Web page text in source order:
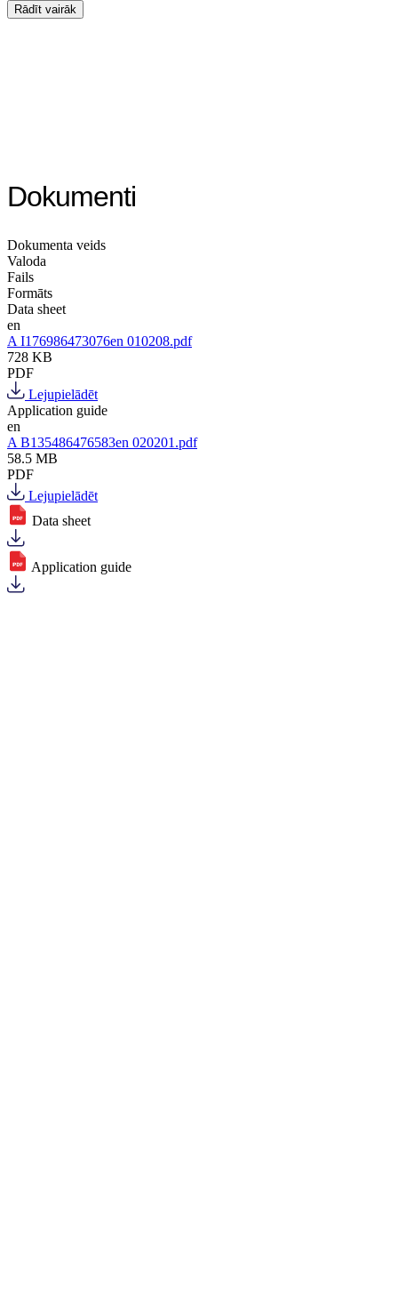
Rādīt vairāk
Dokumenti
Dokumenta veids
Valoda
Fails
Formāts
Data sheet
en
A I176986473076en 010208.pdf
728 KB
PDF
Lejupielādēt
Application guide
en
A B135486476583en 020201.pdf
58.5 MB
PDF
Lejupielādēt
Data sheet
Application guide